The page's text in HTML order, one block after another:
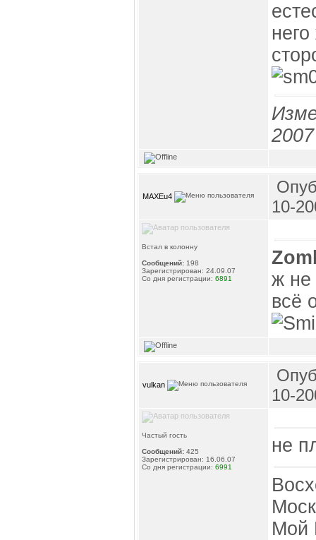
MAXEu4
10-
Встал в колонну
Сообщений: 198
Зарегистрирован: 24.09.07
Со дня регистрации: 6891
ж не
всё
vulkan
10-
Частый гость
Сообщений: 425
Зарегистрирован: 16.06.07
Со дня регистрации: 6991
не
Мой